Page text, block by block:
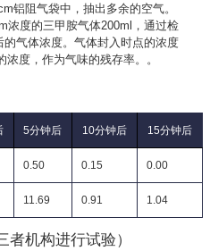
铝阻气袋中，抽出多余的空气。
浓度的三甲胺气体200ml，通过检
气体浓度。气体封入时点的浓度
度，作为气味的残存率。。
5分钟后 10分钟后 15分钟后
0.50 0.15 0.00
11.69 0.91 1.04
机构进行试验）